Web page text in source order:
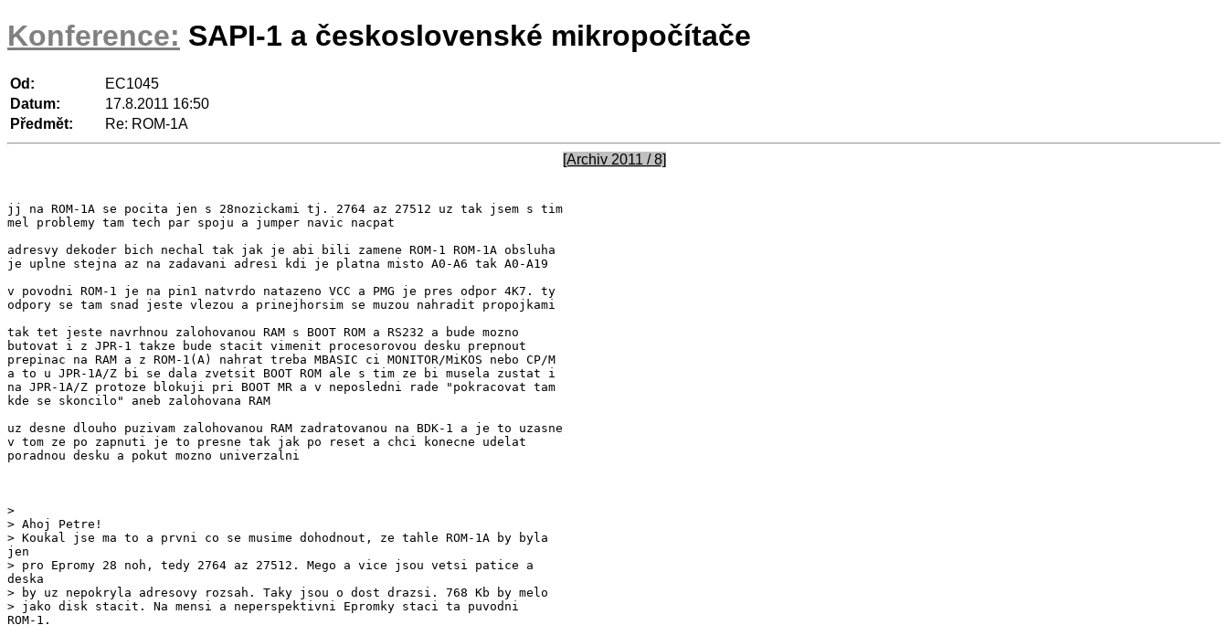
Konference: SAPI-1 a československé mikropočítače
Od:
EC1045
Datum:
17.8.2011 16:50
Předmět:
Re: ROM-1A
[Archiv 2011 / 8]
jj na ROM-1A se pocita jen s 28nozickami tj. 2764 az 27512 uz tak jsem s tim
mel problemy tam tech par spoju a jumper navic nacpat
adresvy dekoder bich nechal tak jak je abi bili zamene ROM-1 ROM-1A obsluha
je uplne stejna az na zadavani adresi kdi je platna misto A0-A6 tak A0-A19
v povodni ROM-1 je na pin1 natvrdo natazeno VCC a PMG je pres odpor 4K7. ty
odpory se tam snad jeste vlezou a prinejhorsim se muzou nahradit propojkami
tak tet jeste navrhnou zalohovanou RAM s BOOT ROM a RS232 a bude mozno
butovat i z JPR-1 takze bude stacit vimenit procesorovou desku prepnout
prepinac na RAM a z ROM-1(A) nahrat treba MBASIC ci MONITOR/MiKOS nebo CP/M
a to u JPR-1A/Z bi se dala zvetsit BOOT ROM ale s tim ze bi musela zustat i
na JPR-1A/Z protoze blokuji pri BOOT MR a v neposledni rade "pokracovat tam
kde se skoncilo" aneb zalohovana RAM
uz desne dlouho puzivam zalohovanou RAM zadratovanou na BDK-1 a je to uzasne
v tom ze po zapnuti je to presne tak jak po reset a chci konecne udelat
poradnou desku a pokut mozno univerzalni
>
> Ahoj Petre!
> by uz nepokryla adresovy rozsah. Taky jsou o dost drazsi. 768 Kb by melo